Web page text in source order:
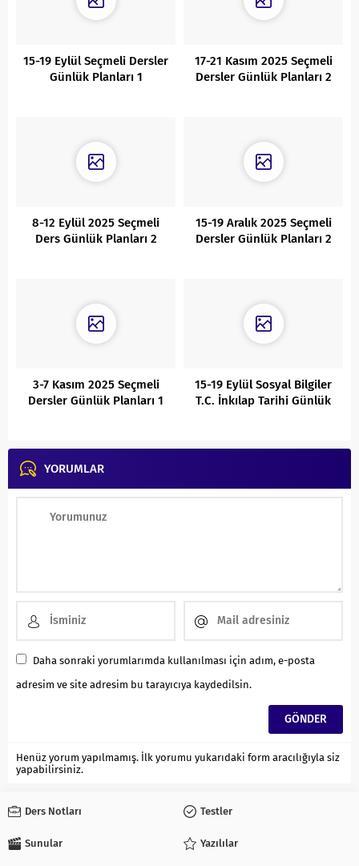
15-19 Eylül Seçmeli Dersler
Günlük Planları 1
17-21 Kasım 2025 Seçmeli
Dersler Günlük Planları 2
8-12 Eylül 2025 Seçmeli
Ders Günlük Planları 2
15-19 Aralık 2025 Seçmeli
Dersler Günlük Planları 2
3-7 Kasım 2025 Seçmeli
Dersler Günlük Planları 1
15-19 Eylül Sosyal Bilgiler
T.C. İnkılap Tarihi Günlük
YORUMLAR
Daha sonraki yorumlarımda kullanılması için adım, e-posta
adresim ve site adresim bu tarayıcıya kaydedilsin.
Henüz yorum yapılmamış. İlk yorumu yukarıdaki form aracılığıyla siz
yapabilirsiniz.
Ders Notları Testler
Sunular Yazılılar